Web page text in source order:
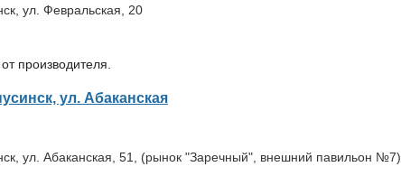
ул. Февральская, 20
производителя.
ул. Абаканская
ул. Абаканская, 51, (рынок "Заречный", внешний павильон №7)